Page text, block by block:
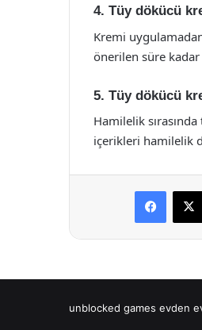
4. Tüy dökücü
Kremi
önerilen süre
5. Tüy dökücü
Hamilelik
içerikleri hamilelik
unblocked games evden